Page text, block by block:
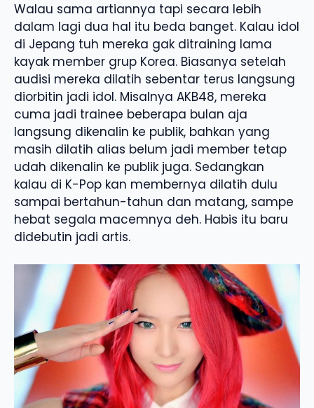
Walau sama artiannya tapi secara lebih
dalam lagi dua hal itu beda banget. Kalau idol
di Jepang tuh mereka gak ditraining lama
kayak member grup Korea. Biasanya setelah
audisi mereka dilatih sebentar terus langsung
diorbitin jadi idol. Misalnya AKB48, mereka
cuma jadi trainee beberapa bulan aja
langsung dikenalin ke publik, bahkan yang
masih dilatih alias belum jadi member tetap
udah dikenalin ke publik juga. Sedangkan
kalau di K-Pop kan membernya dilatih dulu
sampai bertahun-tahun dan matang, sampe
hebat segala macemnya deh. Habis itu baru
didebutin jadi artis.